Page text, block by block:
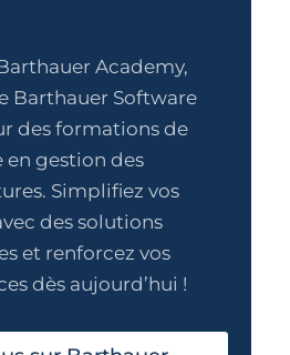
Academy,
Barthauer Software
des formations de
en gestion des
Simplifiez vos
des solutions
et renforcez vos
dès aujourd’hui !